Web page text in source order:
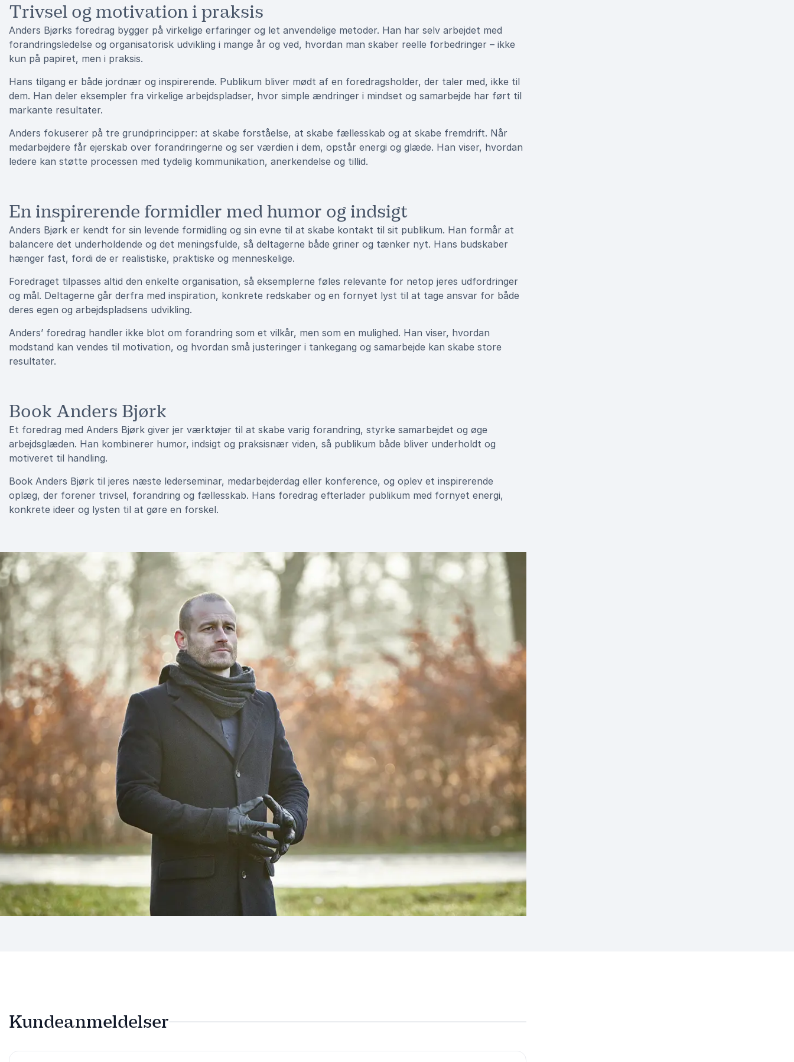
Trivsel og motivation i praksis
Anders Bjørks foredrag bygger på virkelige erfaringer og let anvendelige metoder. Han har selv arbejdet med
forandringsledelse og organisatorisk udvikling i mange år og ved, hvordan man skaber reelle forbedringer – ikke
kun på papiret, men i praksis.
Hans tilgang er både jordnær og inspirerende. Publikum bliver mødt af en foredragsholder, der taler med, ikke til
dem. Han deler eksempler fra virkelige arbejdspladser, hvor simple ændringer i mindset og samarbejde har ført til
markante resultater.
Anders fokuserer på tre grundprincipper: at skabe forståelse, at skabe fællesskab og at skabe fremdrift. Når
medarbejdere får ejerskab over forandringerne og ser værdien i dem, opstår energi og glæde. Han viser, hvordan
ledere kan støtte processen med tydelig kommunikation, anerkendelse og tillid.
En inspirerende formidler med humor og indsigt
Anders Bjørk er kendt for sin levende formidling og sin evne til at skabe kontakt til sit publikum. Han formår at
balancere det underholdende og det meningsfulde, så deltagerne både griner og tænker nyt. Hans budskaber
hænger fast, fordi de er realistiske, praktiske og menneskelige.
Foredraget tilpasses altid den enkelte organisation, så eksemplerne føles relevante for netop jeres udfordringer
og mål. Deltagerne går derfra med inspiration, konkrete redskaber og en fornyet lyst til at tage ansvar for både
deres egen og arbejdspladsens udvikling.
Anders’ foredrag handler ikke blot om forandring som et vilkår, men som en mulighed. Han viser, hvordan
modstand kan vendes til motivation, og hvordan små justeringer i tankegang og samarbejde kan skabe store
resultater.
Book Anders Bjørk
Et foredrag med Anders Bjørk giver jer værktøjer til at skabe varig forandring, styrke samarbejdet og øge
arbejdsglæden. Han kombinerer humor, indsigt og praksisnær viden, så publikum både bliver underholdt og
motiveret til handling.
Book Anders Bjørk til jeres næste lederseminar, medarbejderdag eller konference, og oplev et inspirerende
oplæg, der forener trivsel, forandring og fællesskab. Hans foredrag efterlader publikum med fornyet energi,
konkrete ideer og lysten til at gøre en forskel.
Kundeanmeldelser